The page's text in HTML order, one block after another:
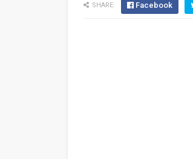
SHARE: Facebook